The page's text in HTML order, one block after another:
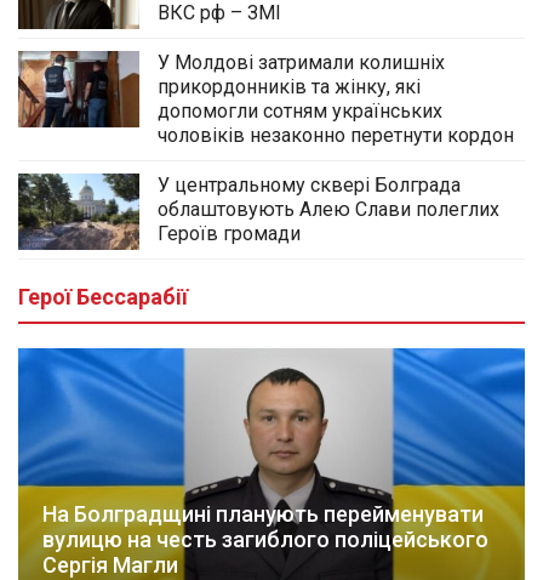
ВКС рф – ЗМІ
У Молдові затримали колишніх
прикордонників та жінку, які
допомогли сотням українських
чоловіків незаконно перетнути кордон
У центральному сквері Болграда
облаштовують Алею Слави полеглих
Героїв громади
Герої Бессарабії
На Болградщині планують перейменувати
вулицю на честь загиблого поліцейського
Сергія Магли